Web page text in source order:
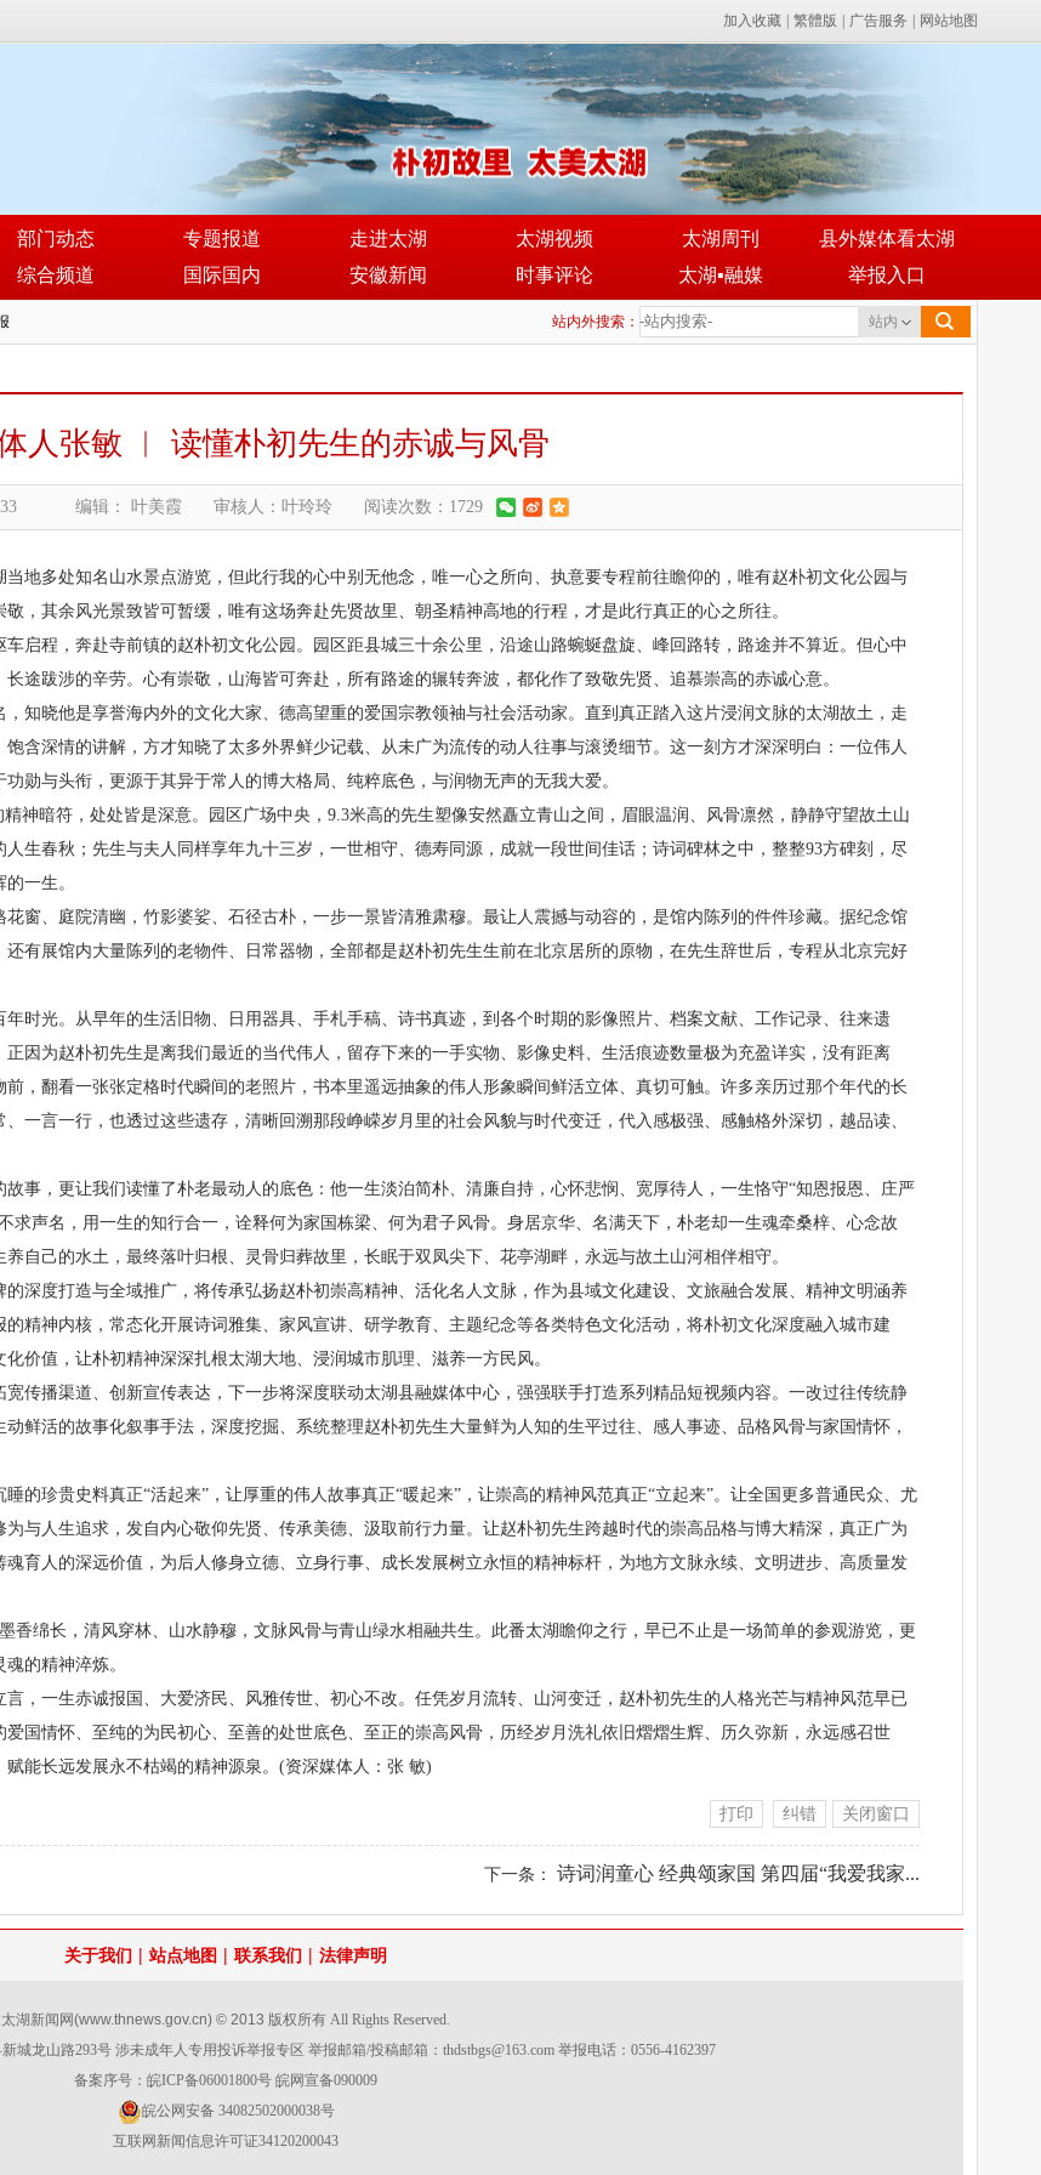
加入收藏 繁體版 广告服务 网站地图
部门动态 专题报道 走进太湖 太湖视频 太湖周刊
县外媒体看太湖
综合频道 国际国内 安徽新闻 时事评论 太湖▪融媒 举报入口
站内外搜索： 站内
人张敏 ︳ 读懂朴初先生的赤诚与风骨
编辑： 叶美霞 审核人：叶玲玲 阅读次数：1729
地多处知名山水景点游览，但此行我的心中别无他念，唯一心之所向、执意要专程前往瞻仰的，唯有赵朴初文化公园与
，其余风光景致皆可暂缓，唯有这场奔赴先贤故里、朝圣精神高地的行程，才是此行真正的心之所往。
启程，奔赴寺前镇的赵朴初文化公园。园区距县城三十余公里，沿途山路蜿蜒盘旋、峰回路转，路途并不算近。但心中
途跋涉的辛劳。心有崇敬，山海皆可奔赴，所有路途的辗转奔波，都化作了致敬先贤、追慕崇高的赤诚心意。
知晓他是享誉海内外的文化大家、德高望重的爱国宗教领袖与社会活动家。直到真正踏入这片浸润文脉的太湖故土，走
含深情的讲解，方才知晓了太多外界鲜少记载、从未广为流传的动人往事与滚烫细节。这一刻方才深深明白：一位伟人
勋与头衔，更源于其异于常人的博大格局、纯粹底色，与润物无声的无我大爱。
神暗符，处处皆是深意。园区广场中央，9.3米高的先生塑像安然矗立青山之间，眉眼温润、风骨凛然，静静守望故土山
生春秋；先生与夫人同样享年九十三岁，一世相守、德寿同源，成就一段世间佳话；诗词碑林之中，整整93方碑刻，尽
一生。
窗、庭院清幽，竹影婆娑、石径古朴，一步一景皆清雅肃穆。最让人震撼与动容的，是馆内陈列的件件珍藏。据纪念馆
有展馆内大量陈列的老物件、日常器物，全部都是赵朴初先生生前在北京居所的原物，在先生辞世后，专程从北京完好
时光。从早年的生活旧物、日用器具、手札手稿、诗书真迹，到各个时期的影像照片、档案文献、工作记录、往来遗
因为赵朴初先生是离我们最近的当代伟人，留存下来的一手实物、影像史料、生活痕迹数量极为充盈详实，没有距离
，翻看一张张定格时代瞬间的老照片，书本里遥远抽象的伟人形象瞬间鲜活立体、真切可触。许多亲历过那个年代的长
一言一行，也透过这些遗存，清晰回溯那段峥嵘岁月里的社会风貌与时代变迁，代入感极强、感触格外深切，越品读、
事，更让我们读懂了朴老最动人的底色：他一生淡泊简朴、清廉自持，心怀悲悯、宽厚待人，一生恪守“知恩报恩、庄严
求声名，用一生的知行合一，诠释何为家国栋梁、何为君子风骨。身居京华、名满天下，朴老却一生魂牵桑梓、心念故
自己的水土，最终落叶归根、灵骨归葬故里，长眠于双凤尖下、花亭湖畔，永远与故土山河相伴相守。
深度打造与全域推广，将传承弘扬赵朴初崇高精神、活化名人文脉，作为县域文化建设、文旅融合发展、精神文明涵养
精神内核，常态化开展诗词雅集、家风宣讲、研学教育、主题纪念等各类特色文化活动，将朴初文化深度融入城市建
价值，让朴初精神深深扎根太湖大地、浸润城市肌理、滋养一方民风。
传播渠道、创新宣传表达，下一步将深度联动太湖县融媒体中心，强强联手打造系列精品短视频内容。一改过往传统静
鲜活的故事化叙事手法，深度挖掘、系统整理赵朴初先生大量鲜为人知的生平过往、感人事迹、品格风骨与家国情怀，
的珍贵史料真正“活起来”，让厚重的伟人故事真正“暖起来”，让崇高的精神风范真正“立起来”。让全国更多普通民众、尤
与人生追求，发自内心敬仰先贤、传承美德、汲取前行力量。让赵朴初先生跨越时代的崇高品格与博大精深，真正广为
育人的深远价值，为后人修身立德、立身行事、成长发展树立永恒的精神标杆，为地方文脉永续、文明进步、高质量发
香绵长，清风穿林、山水静穆，文脉风骨与青山绿水相融共生。此番太湖瞻仰之行，早已不止是一场简单的参观游览，更
的精神淬炼。
，一生赤诚报国、大爱济民、风雅传世、初心不改。任凭岁月流转、山河变迁，赵朴初先生的人格光芒与精神风范早已
国情怀、至纯的为民初心、至善的处世底色、至正的崇高风骨，历经岁月洗礼依旧熠熠生辉、历久弥新，永远感召世
能长远发展永不枯竭的精神源泉。(资深媒体人：张 敏)
打印 纠错 关闭窗口
下一条： 诗词润童心 经典颂家国 第四届“我爱我家...
关于我们 | 站点地图 | 联系我们 | 法律声明
太湖新闻网(www.thnews.gov.cn) © 2013 版权所有 All Rights Reserved.
城龙山路293号 涉未成年人专用投诉举报专区 举报邮箱/投稿邮箱： thdstbgs@163.com举报电话：0556-4162397
备案序号：皖ICP备06001800号 皖网宣备090009
皖公网安备 34082502000038号
互联网新闻信息许可证34120200043